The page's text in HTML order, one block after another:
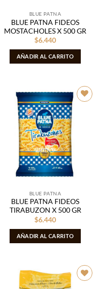
BLUE PATNA
BLUE PATNA FIDEOS
MOSTACHOLES X 500 GR
$6.440
AÑADIR AL CARRITO
BLUE PATNA
BLUE PATNA FIDEOS
TIRABUZON X 500 GR
$6.440
AÑADIR AL CARRITO